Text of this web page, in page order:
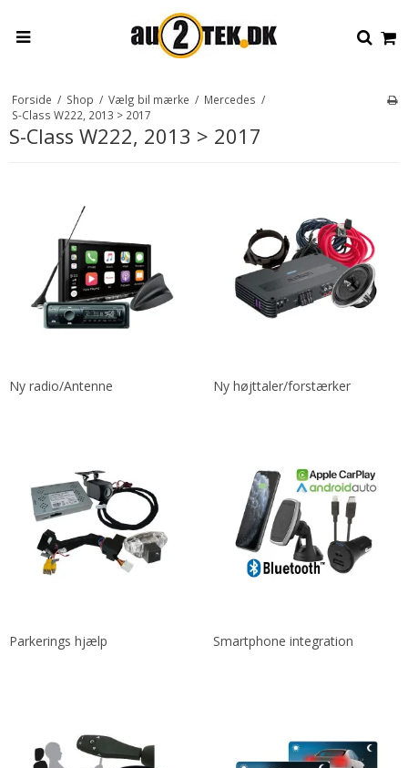
Forside / Shop / Vælg bil mærke / Mercedes /
S-Class W222, 2013 > 2017
S-Class W222, 2013 > 2017
Ny radio/Antenne Ny højttaler/forstærker
Parkerings hjælp Smartphone integration